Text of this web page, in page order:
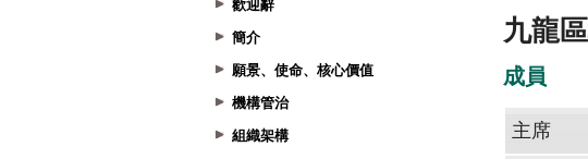
歡迎辭
簡介
願景、使命、核心價值
機構管治
組織架構